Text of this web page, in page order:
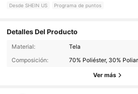
Desde SHEIN US Programa de puntos
Detalles Del Producto
Material:
Tela
Composición:
70% Poliéster, 30%
Ver más
4.1K Seguidores